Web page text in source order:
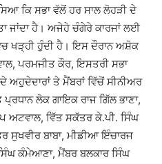
ਕਿ ਸਭਾ ਵੱਲੋਂ ਹਰ ਸਾਲ ਲੋਹੜੀ ਦੇ
ਜਾਂਦਾ ਹੈ। ਅਜੇਹੇ ਚੰਗੇਰੇ ਕਾਰਜਾਂ ਲਈ
ਖੜ੍ਹੀ ਹੁੰਦੀ ਹੈ। ਇਸ ਦੌਰਾਨ ਅਸ਼ੋਕ
ਪਰਮਜੀਤ ਕੌਰ, ਇਸਤਰੀ ਸਭਾ
ਅਹੁਦੇਦਾਰਾਂ ਤੇ ਮੈਂਬਰਾਂ ਵਿੱਚੋਂ ਸੀਨੀਅਰ
ਲੋਕ ਗਾਇਕ ਰਾਜ ਗਿੱਲ ਭਾਣਾ,
ਅਟਵਾਲ, ਵਿੱਤ ਸਕੱਤਰ ਕੇ.ਪੀ. ਸਿੰਘ
ਸੁਖਵੀਰ ਬਾਬਾ, ਮੀਡੀਆ ਇੰਚਾਰਜ
ਕੰਮੇਆਣਾ, ਮੈਂਬਰ ਬਲਕਾਰ ਸਿੰਘ